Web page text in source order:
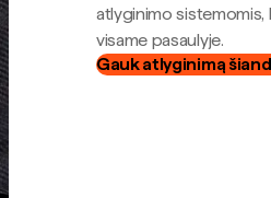
atlyginimo
visame pasaulyje.
Gauk atlyginimą